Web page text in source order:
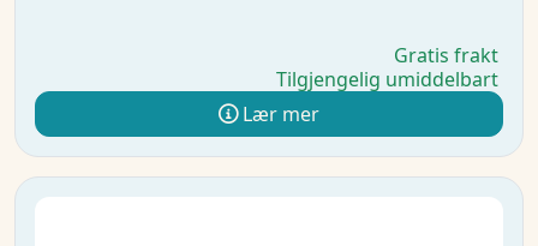
Gratis frakt
Tilgjengelig umiddelbart
Lær mer